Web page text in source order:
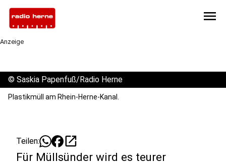
menu
Anzeige
© Saskia Papenfuß/Radio Herne
Plastikmüll am Rhein-Herne-Kanal.
Teilen: open_in_new
Für Müllsünder wird es teurer